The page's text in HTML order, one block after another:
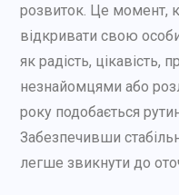
розвиток. Це момент,
відкривати свою
як радість, цікавість,
незнайомцями або
року подобається
Забезпечивши
легше звикнути до